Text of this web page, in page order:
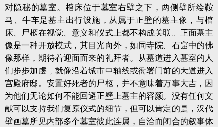
对隐秘的墓室。棺床位于墓室右壁之下，两侧壁所绘鞍
马、牛车是墓主出行设施，从属于正壁的墓主像，与棺
床、尸柩在视觉、意义和仪式上都不构成关联。正面墓主
像是一种开放模式，其目光向外，如同寺院、石窟中的佛
像那样，期待着迎面而来的礼拜者。从墓道进入墓室的人
们步步加虔，就像沿着城市中轴线或衙署门前的大道进入
宫殿府邸。安置好死者的尸柩，并不意味着万事大吉，因
为他们无论如何不能回避正壁上墓主的容颜。没有任何文
献可以支持我们复原仪式的细节，但可以肯定的是，汉代
壁画墓所见内部多个墓室彼此连属，自洽而闭合的叙事体